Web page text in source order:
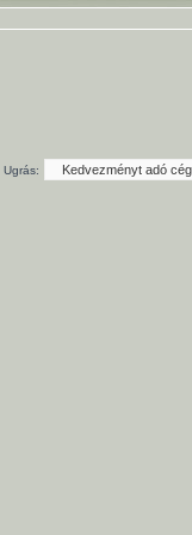
Ugrás: